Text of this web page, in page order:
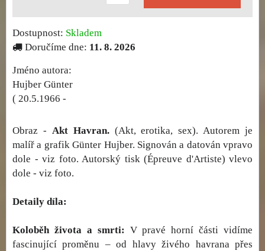
Dostupnost: Skladem
Doručíme dne: 11. 8. 2026
Jméno autora:
Hujber Günter
( 20.5.1966 -
Obraz - Akt Havran.(Akt, erotika, sex). Autorem je
malíř a grafik Günter Hujber. Signován a datován vpravo
dole - viz foto. Autorský tisk (Épreuve d'Artiste) vlevo
dole - viz foto.
Detaily díla:
Koloběh života a smrti: V pravé horní části vidíme
fascinující proměnu – od hlavy živého havrana přes